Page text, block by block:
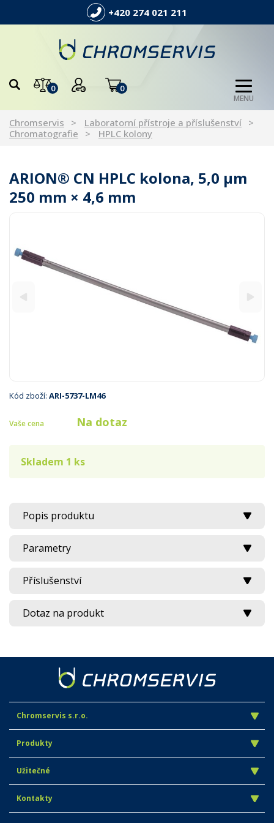
+420 274 021 211
0 0
MENU
Chromservis
Laboratorní přístroje a příslušenství
Chromatografie
HPLC kolony
ARION® CN HPLC kolona, 5,0 µm
250 mm × 4,6 mm
Kód zboží: ARI-5737-LM46
Vaše cena Na dotaz
Skladem 1 ks
Popis produktu
Parametry
Příslušenství
Dotaz na produkt
Chromservis s.r.o.
Produkty
Užitečné
Kontakty